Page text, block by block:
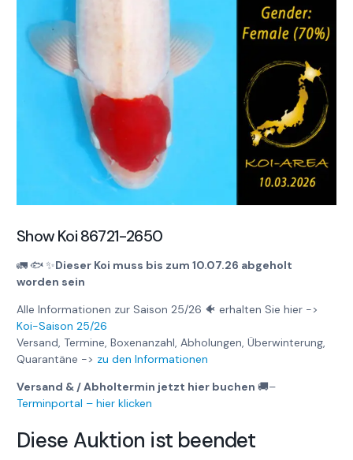
Show Koi 86721-2650
🚛🐟✨Dieser Koi muss bis zum 10.07.26 abgeholt
worden sein
Alle Informationen zur Saison 25/26 🐠 erhalten Sie hier ->
Koi-Saison 25/26
Versand, Termine, Boxenanzahl, Abholungen, Überwinterung,
Quarantäne -> zu den Informationen
Versand & / Abholtermin jetzt hier buchen 🚚–
Terminportal – hier klicken
Diese Auktion ist beendet